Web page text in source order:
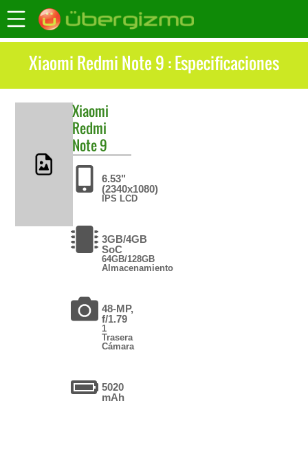
Xiaomi Redmi Note 9 : Especificaciones
Xiaomi
Redmi
Note 9
6.53"
(2340x1080)
IPS LCD
3GB/4GB
SoC
64GB/128GB
Almacenamiento
48-MP,
f/1.79
1
Trasera
Cámara
5020
mAh